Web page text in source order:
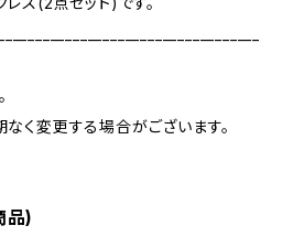
く変更する場合がございます。
品)